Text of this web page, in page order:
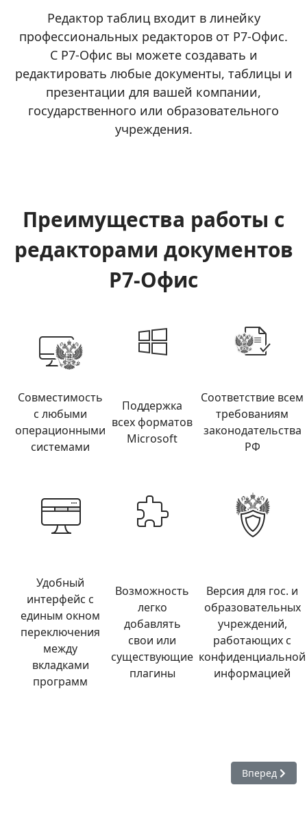
Редактор таблиц входит в линейку
профессиональных редакторов от Р7-Офис.
С Р7-Офис вы можете создавать и
редактировать любые документы, таблицы и
презентации для вашей компании,
государственного или образовательного
учреждения.
Преимущества работы с
редакторами документов
Р7-Офис
Совместимость
с любыми
операционными
системами
Поддержка
всех форматов
Microsoft
Соответствие всем
требованиям
законодательства
РФ
Удобный
интерфейс с
единым окном
переключения
между
вкладками
программ
Возможность
легко
добавлять
свои или
существующие
плагины
Версия для гос. и
образовательных
учреждений,
работающих с
конфиденциальной
информацией
Следующий:
Вперед